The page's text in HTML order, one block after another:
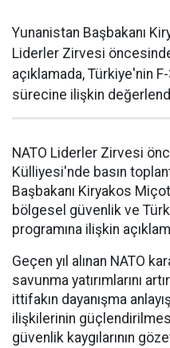
Yunanistan Başbakanı
Liderler Zirvesi
açıklamada, Türkiye'nin
sürecine ilişkin
NATO Liderler Zirvesi
Külliyesi'nde basın
Başbakanı Kiryakos
bölgesel güvenlik ve
programına ilişkin
Geçen yıl alınan NATO
savunma yatırımlarını
ittifakın dayanışma
ilişkilerinin
güvenlik kaygılarının